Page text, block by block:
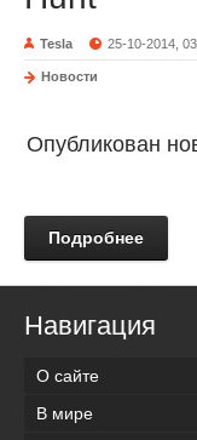
Tesla 25-10-2014,
Новости
Опубликован
Подробнее
Навигация
О сайте
В мире